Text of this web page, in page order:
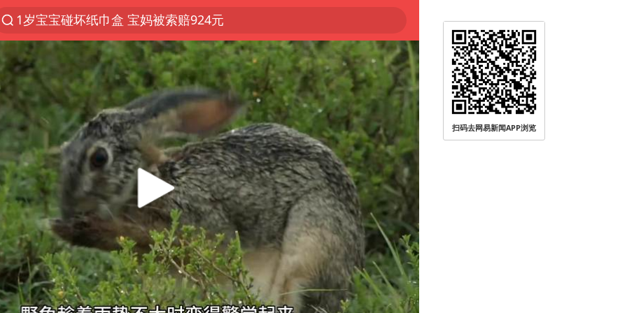
1岁宝宝碰坏纸巾盒 宝妈被索赔924元
台风白海豚环流面积近似13个浙江
Meta被判支付5.67亿美元
台风白海豚逼近 暴雨大暴雨来袭
47岁妈妈突然产女 26岁女儿：很震惊
OpenAI为免费用户升级GPT-5.6 Luna
日本广岛民众举行游行反对政府行径
21楼高空抛物嫌疑人被拘留
实探山东最热的“中国蔬菜之乡”
女子开一天一夜空调后二氧化碳中毒
台风白海豚最新路径研判来了
扫码去网易新闻APP浏览